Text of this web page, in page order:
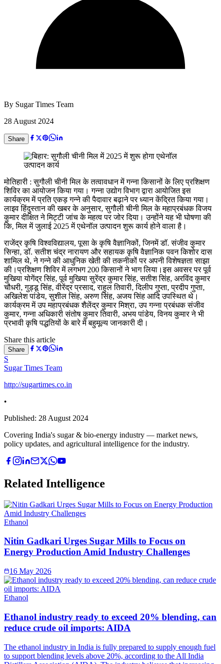
By Sugar Times Team
28 August 2024
Share
मोतिहारी : सुगौली चीनी मिल के तत्वावधान में गन्ना किसानों के लिए प्रशिक्षण
शिविर का आयोजन किया गया। गन्ना उद्योग विभाग द्वारा आयोजित इस
कार्यक्रम में प्रति एकड़ गन्ने की पैदावार बढ़ाने पर ध्यान केंद्रित किया गया।
लाइव हिंदुस्तान की खबर के अनुसार, सुगौली चीनी मिल के महाप्रबंधक विजय
कुमार दीक्षित ने मिट्टी जांच के महत्व पर जोर दिया। उन्होंने यह भी घोषणा की
कि, मिल में जुलाई 2025 में एथेनॉल उत्पादन शुरू कार्य होने वाला है।
राजेंद्र कृषि विश्वविद्यालय, पूसा के कृषि वैज्ञानिकों, जिनमें डॉ. संजीव कुमार
सिन्हा, डॉ. सतीश चंद्र नारायण और सहायक कृषि वैज्ञानिक पवन किशोर दास
शामिल थे, ने गन्ने की आधुनिक खेती की तकनीकों पर अपनी विशेषज्ञता साझा
की।प्रशिक्षण शिविर में लगभग 200 किसानों ने भाग लिया।इस अवसर पर पूर्व
मुखिया योगेंद्र सिंह, पूर्व मुखिया सुरेंद्र कुमार सिंह, सतीश सिंह, अरविंद कुमार
चौधरी, गुड्डू सिंह, वीरेंद्र प्रसाद, राहुल तिवारी, दिलीप गुप्ता, प्रदीप गुप्ता,
अखिलेश पांडेय, सुशील सिंह, अरुण सिंह, अजय सिंह आदि उपस्थित थे।
कार्यक्रम में उप महाप्रबंधक शैलेंद्र कुमार मिश्रा, उप गन्ना प्रबंधक संजीव
कुमार, गन्ना अधिकारी संतोष कुमार तिवारी, अभय पांडेय, विनय कुमार ने भी
प्रभावी कृषि पद्धतियों के बारे में बहुमूल्य जानकारी दी।
Share this article
Share
S
Sugar Times Team
http://sugartimes.co.in
•
Published: 28 August 2024
Covering India's sugar & bio-energy industry — market news,
policy updates, and agricultural intelligence for the industry.
Related Intelligence
Ethanol
Nitin Gadkari Urges Sugar Mills to Focus on
Energy Production Amid Industry Challenges
16 May 2026
Ethanol
Ethanol industry ready to exceed 20% blending, can
reduce crude oil imports: AIDA
The ethanol industry in India is fully prepared to supply enough fuel
to support blending levels above 20%, according to the All India